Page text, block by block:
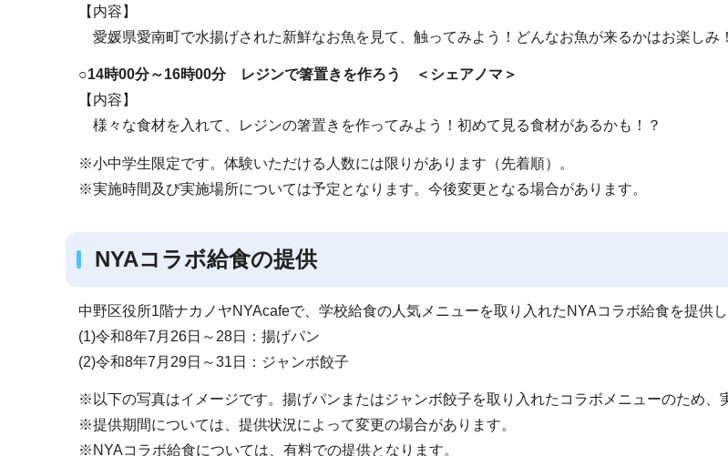
【内容】
愛媛県愛南町で水揚げされた新鮮なお魚を見て、触ってみよう！どんなお魚が来るかはお楽しみ！
○14時00分～16時00分 レジンで箸置きを作ろう ＜シェアノマ＞
【内容】
様々な食材を入れて、レジンの箸置きを作ってみよう！初めて見る食材があるかも！？
※小中学生限定です。体験いただける人数には限りがあります（先着順）。
※実施時間及び実施場所については予定となります。今後変更となる場合があります。
NYAコラボ給食の提供
中野区役所1階ナカノヤNYAcafeで、学校給食の人気メニューを取り入れたNYAコラボ給食を提供し
(1)令和8年7月26日～28日：揚げパン
(2)令和8年7月29日～31日：ジャンボ餃子
※以下の写真はイメージです。揚げパンまたはジャンボ餃子を取り入れたコラボメニューのため、
※提供期間については、提供状況によって変更の場合があります。
※NYAコラボ給食については、有料での提供となります。